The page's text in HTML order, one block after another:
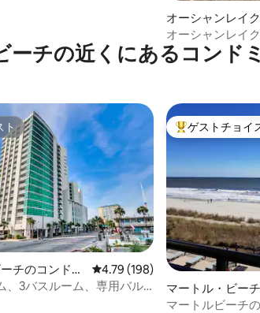
オーシャンレイ
オーシャンレイ
のアクセスと屋
ーチの近くにあるコンド
つ星の平均評価
ト
ト
チのコンドミ
レビュー198件、5つ星中4.79
4.79 (198)
、3バスルーム、専用バル
大好評のゲスト
ゲストチョイ
マートル・ビー
ニアム
マートルビーチ